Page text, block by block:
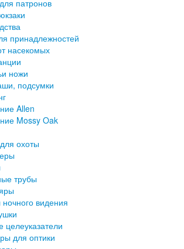
патронов
принадлежностей
насекомых
ножи
подсумки
Allen
Mossy Oak
охоты
трубы
видения
целеуказатели
для оптики